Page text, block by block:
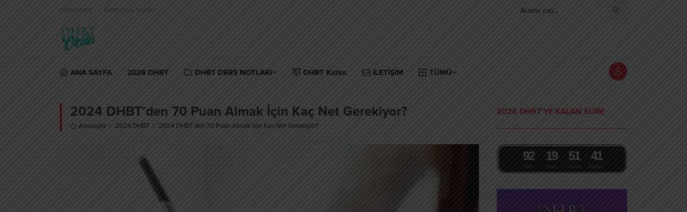
2026 DHBT DHBT Ders Notları
ANA SAYFA 2026 DHBT DHBT DERS NOTLARI DHBT Kursu İLETİŞİM TÜMÜ
2024 DHBT’den 70 Puan Almak İçin Kaç Net Gerekiyor?
Anasayfa 2024 DHBT 2024 DHBT’den 70 Puan Almak İçin Kaç Net Gerekiyor?
2026 DHBT'YE KALAN SÜRE
Gün
92
Saat
19
Dakika
51
Saniye
40